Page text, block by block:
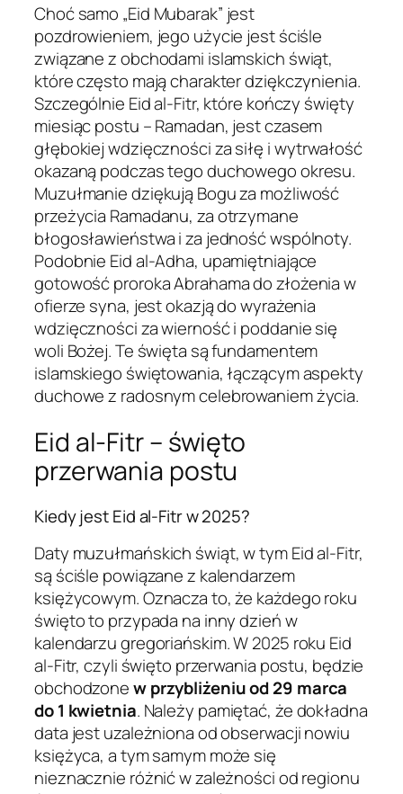
Choć samo „Eid Mubarak” jest
pozdrowieniem, jego użycie jest ściśle
związane z obchodami islamskich świąt,
które często mają charakter dziękczynienia.
Szczególnie Eid al-Fitr, które kończy święty
miesiąc postu – Ramadan, jest czasem
głębokiej wdzięczności za siłę i wytrwałość
okazaną podczas tego duchowego okresu.
Muzułmanie dziękują Bogu za możliwość
przeżycia Ramadanu, za otrzymane
błogosławieństwa i za jedność wspólnoty.
Podobnie Eid al-Adha, upamiętniające
gotowość proroka Abrahama do złożenia w
ofierze syna, jest okazją do wyrażenia
wdzięczności za wierność i poddanie się
woli Bożej. Te święta są fundamentem
islamskiego świętowania, łączącym aspekty
duchowe z radosnym celebrowaniem życia.
Eid al-Fitr – święto
przerwania postu
Kiedy jest Eid al-Fitr w 2025?
Daty muzułmańskich świąt, w tym Eid al-Fitr,
są ściśle powiązane z kalendarzem
księżycowym. Oznacza to, że każdego roku
święto to przypada na inny dzień w
kalendarzu gregoriańskim. W 2025 roku Eid
al-Fitr, czyli święto przerwania postu, będzie
obchodzonew przybliżeniu od 29 marca
do 1 kwietnia. Należy pamiętać, że dokładna
data jest uzależniona od obserwacji nowiu
księżyca, a tym samym może się
nieznacznie różnić w zależności od regionu